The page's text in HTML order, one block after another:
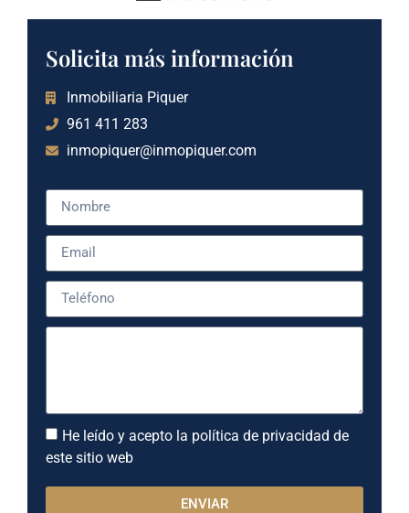
Solicita más información
Inmobiliaria Piquer
961 411 283
inmopiquer@inmopiquer.com
He leído y acepto la política de privacidad de
este sitio web
ENVIAR